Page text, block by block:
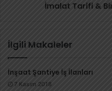
İmalat Tarifi &
İlgili Makaleler
İnşaat Şantiye İş İlanları
7 Kasım 2018